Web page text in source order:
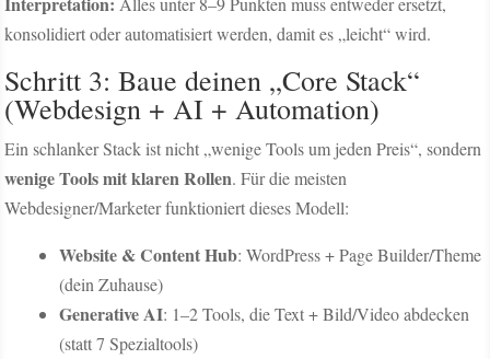
konsolidiert oder automatisiert werden, damit es „leicht“ wird.
Schritt 3: Baue deinen „Core Stack“
(Webdesign + AI + Automation)
Ein schlanker Stack ist nicht „wenige Tools um jeden Preis“, sondern
wenige Tools mit klaren Rollen. Für die meisten
Webdesigner/Marketer funktioniert dieses Modell:
Website & Content Hub: WordPress + Page Builder/Theme
(dein Zuhause)
Generative AI: 1–2 Tools, die Text + Bild/Video abdecken
(statt 7 Spezialtools)